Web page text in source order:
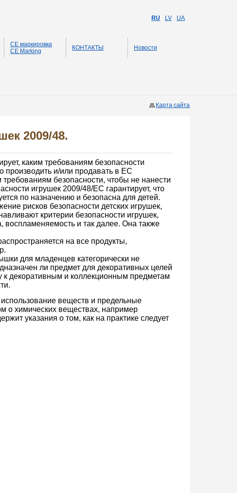
CE маркировка
CE Marking
КОНТАКТЫ Новости
RU LV UA
Карта сайта
2009/48.
каким требованиям безопасности
производить и/или продавать в ЕС
безопасности, чтобы не нанести
игрушек 2009/48/EC гарантирует, что
по назначению и безопасна для детей.
рисков безопасности детских игрушек,
критерии безопасности игрушек,
воспламеняемость и так далее. Она также
на все продукты,
для младенцев категорически не
ли предмет для декоративных целей
к декоративным и коллекционным предметам
веществ и предельные
о химических веществах, например
указания о том, как на практике следует